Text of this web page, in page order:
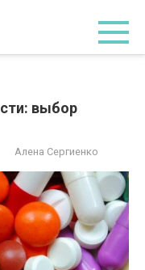
выбор
Алена Сергиенко